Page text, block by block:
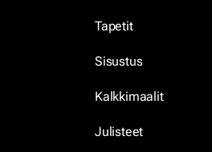
Tapetit
Sisustus
Kalkkimaalit
Julisteet